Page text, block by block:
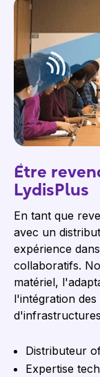
Être
LydisPlus
En tant que
avec un
expérience
collaboratifs.
matériel,
l'intégration
Distributeur
Expertise